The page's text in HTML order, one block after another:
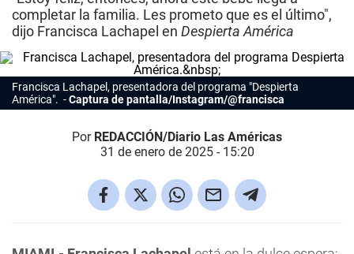
completar la familia. Les prometo que es el último",
dijo Francisca Lachapel en Despierta América
Francisca Lachapel, presentadora del programa "Despierta
América".
Captura de pantalla/Instagram/@francisca
Por REDACCIÓN/Diario Las Américas
31 de enero de 2025 - 15:20